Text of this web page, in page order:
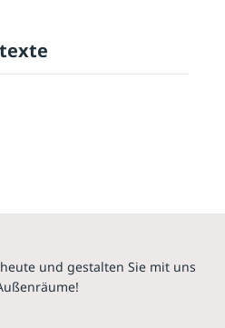
und gestalten Sie mit uns